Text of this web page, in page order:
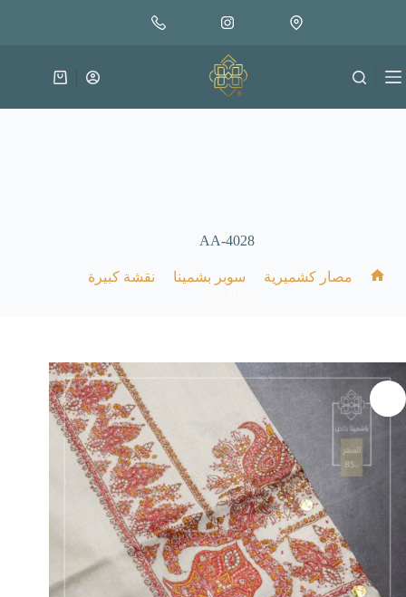
متوفر في المخزون
إضافة إلى السلة
عربة
AA-4028
مصار كشميرية سوبر بشمينا نقشة كبيرة